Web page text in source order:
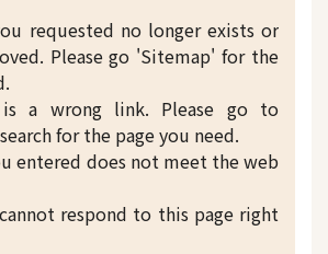
requested no longer exists or
Please go 'Sitemap' for the
a wrong link. Please go to
for the page you need.
entered does not meet the web
respond to this page right